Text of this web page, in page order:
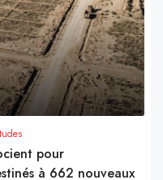
pour
à 662 nouveaux